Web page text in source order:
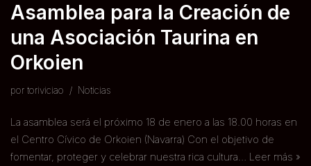
Asamblea para la Creación de
una Asociación Taurina en
Orkoien
por toriviciao Noticias
La asamblea será el próximo 18 de enero a las 18.00 horas en
el Centro Cívico de Orkoien (Navarra) Con el objetivo de
fomentar, proteger y celebrar nuestra rica cultura… Leer más »